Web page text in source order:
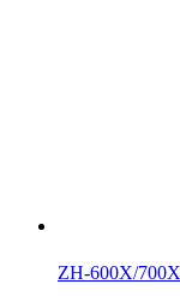
ZH-600X/